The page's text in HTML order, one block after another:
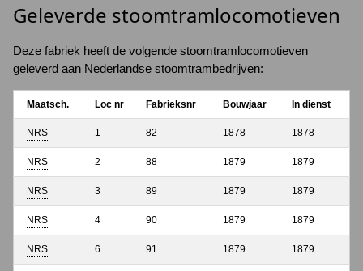
Geleverde stoomtramlocomotieven
Deze fabriek heeft de volgende stoomtramlocomotieven
geleverd aan Nederlandse stoomtrambedrijven:
Maatsch. Loc nr Fabrieksnr Bouwjaar In dienst
NRS 1 82 1878 1878
NRS 2 88 1879 1879
NRS 3 89 1879 1879
NRS 4 90 1879 1879
NRS 6 91 1879 1879